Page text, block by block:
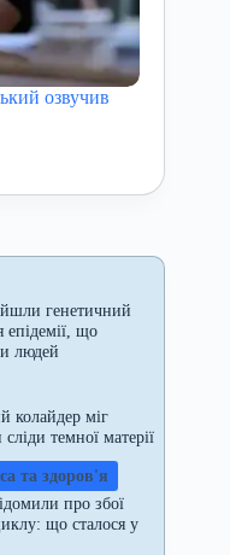
озвучив
генетичний
епідемії, що
людей
колайдер міг
темної матерії
та здоров'я
про збої
що сталося у